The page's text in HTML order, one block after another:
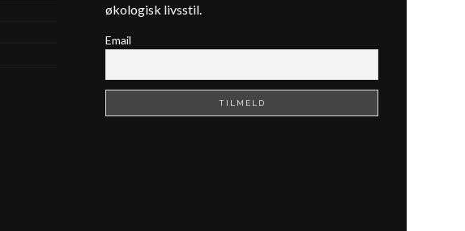
økologisk livsstil.
Email